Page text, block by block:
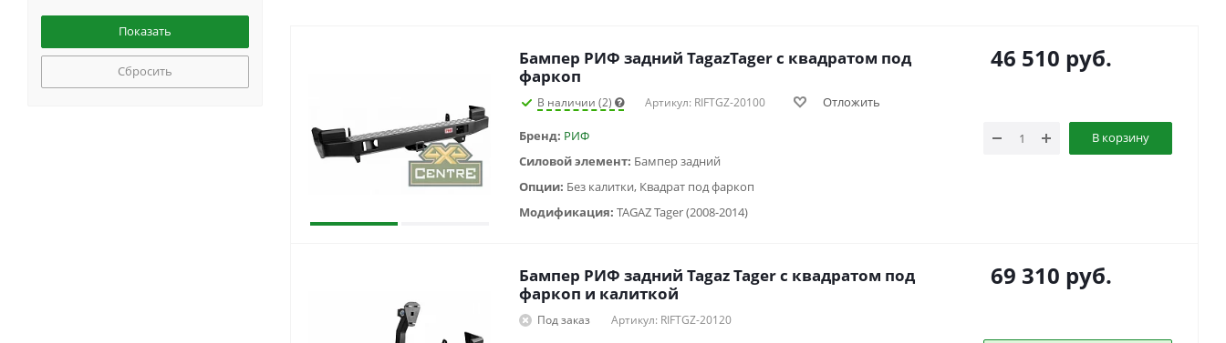
Бампер РИФ задний TagazTager с квадратом под
фаркоп
В наличии (2) Артикул: RIFTGZ-20100 Отложить
Бренд: РИФ
Силовой элемент: Бампер задний
Опции: Без калитки, Квадрат под фаркоп
Модификация: TAGAZ Tager (2008-2014)
46 510 руб.
В корзину
Бампер РИФ задний Tagaz Tager с квадратом под
фаркоп и калиткой
Под заказ Артикул: RIFTGZ-20120
69 310 руб.
Сбросить